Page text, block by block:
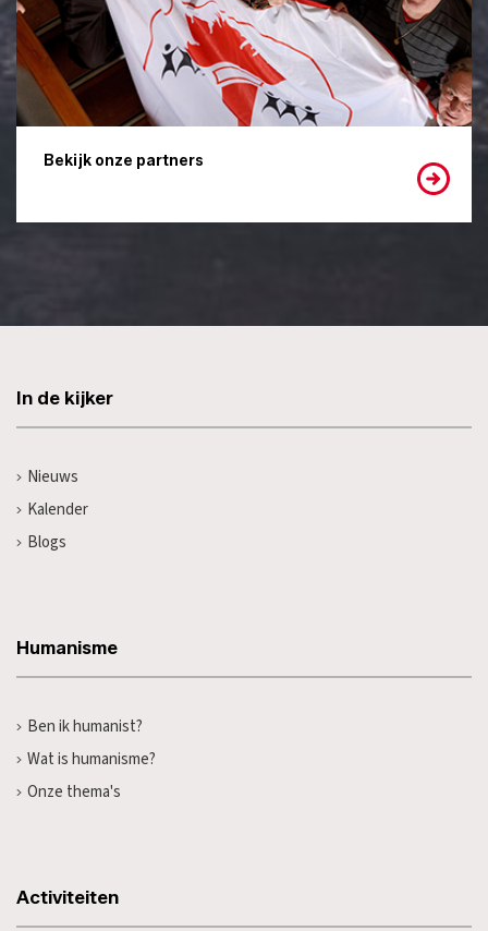
Bekijk onze partners
In de kijker
Nieuws
Kalender
Blogs
Humanisme
Ben ik humanist?
Wat is humanisme?
Onze thema's
Activiteiten